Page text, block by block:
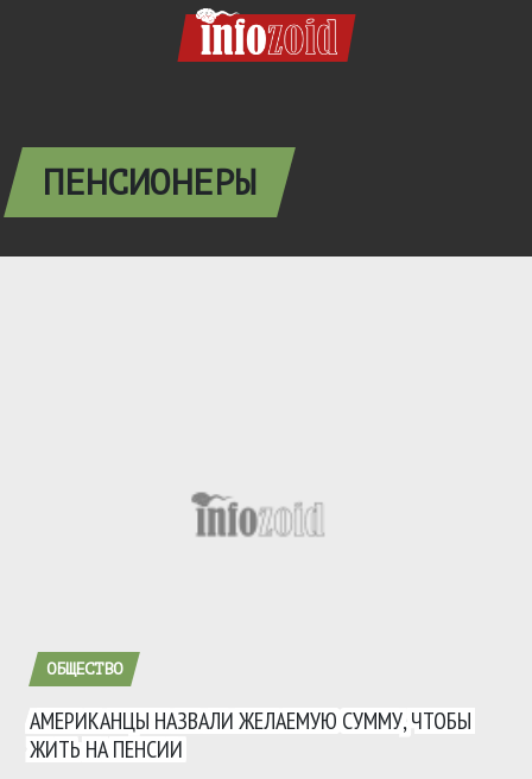
ПЕНСИОНЕРЫ
ОБЩЕСТВО
АМЕРИКАНЦЫ НАЗВАЛИ ЖЕЛАЕМУЮ СУММУ, ЧТОБЫ
ЖИТЬ НА ПЕНСИИ